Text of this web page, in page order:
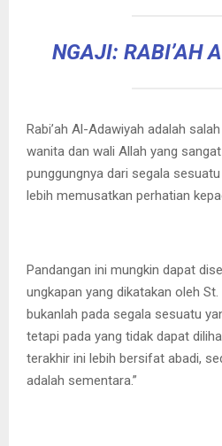
NGAJI: RABI’AH
Rabi’ah Al-Adawiyah adalah
wanita dan wali Allah yang
punggungnya dari segala
lebih memusatkan perhatian
Pandangan ini mungkin dapat
ungkapan yang dikatakan oleh St.
bukanlah pada segala sesuatu
tetapi pada yang tidak dapat
terakhir ini lebih bersifat abadi,
adalah sementara.”